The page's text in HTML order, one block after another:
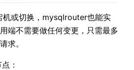
机或切换，mysqlrouter也能实
端不需要做任何变更，只需最多
求。
：